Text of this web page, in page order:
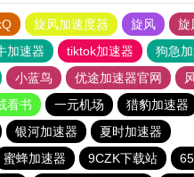
旋风加速度器 旋风
旋
加速器 tiktok加速器
狗急
小蓝鸟 优途加速器官网
看书 一元机场
猎豹加速器
银河加速器
夏时加速器
蜜蜂加速器 9CZK下载站